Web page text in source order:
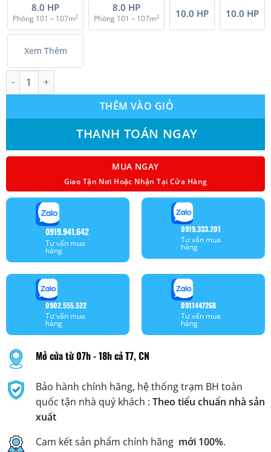
8.0 HP
Phòng 101 – 107m2
8.0 HP
Phòng 101 – 107m2 10.0 HP 10.0 HP
Xem Thêm
Điều hoà âm trần nối ống gió VRV Mitsubishi Electric inverter
THÊM VÀO GIỎ
THANH TOÁN NGAY
MUA NGAY
Giao Tận Nơi Hoặc Nhận Tại Cửa Hàng
0919.941.642
Tư vấn mua
hàng
0919.333.201
Tư vấn mua
hàng
0902.555.522
Tư vấn mua
hàng
0911447268
Tư vấn mua
hàng
Mở cửa từ 07h - 18h cả T7, CN
Bảo hành chính hãng, hệ thống trạm BH toàn
quốc tận nhà quý khách : Theo tiểu chuẩn nhà sản
xuất
Cam kết sản phẩm chính hãng mới 100%.